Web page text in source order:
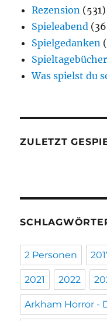
Rezension (531)
Spieleabend
Spielgedanken
Spieltagebücher
Was spielst du
ZULETZT
2 Personen
2021 2022
Arkham Horror -